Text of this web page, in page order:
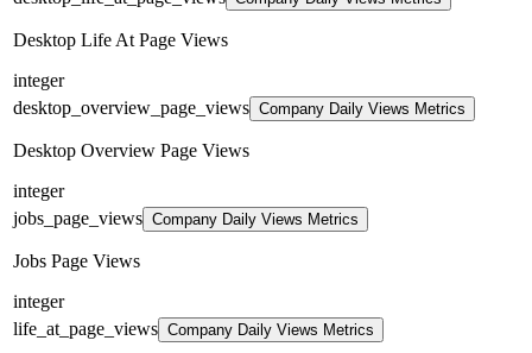
Desktop Life At Page Views
integer
desktop_overview_page_views Company Daily Views Metrics
Desktop Overview Page Views
integer
jobs_page_views Company Daily Views Metrics
Jobs Page Views
integer
life_at_page_views Company Daily Views Metrics